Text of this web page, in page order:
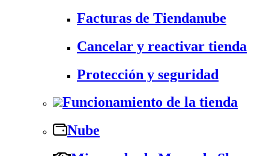
Facturas de Tiendanube
Cancelar y reactivar tienda
Protección y seguridad
Funcionamiento de la tienda
Nube